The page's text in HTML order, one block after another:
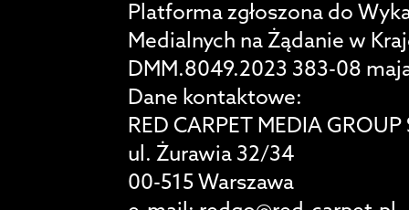
Platforma zgłoszona do
Medialnych na Żądanie w
DMM.8049.2023 383-08
Dane kontaktowe:
RED CARPET MEDIA GROUP
ul. Żurawia 32/34
00-515 Warszawa